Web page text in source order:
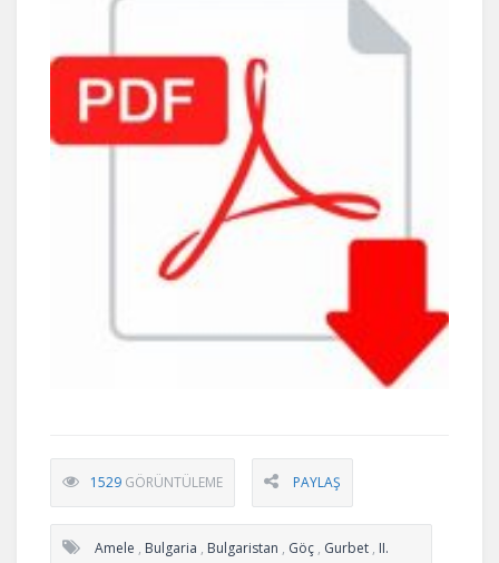
1529 GÖRÜNTÜLEME PAYLAŞ
Amele , Bulgaria , Bulgaristan , Göç , Gurbet , II.